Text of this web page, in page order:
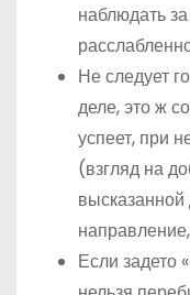
наблюдать
Не следует
деле, это ж
успеет, при
(взгляд на
Если задето